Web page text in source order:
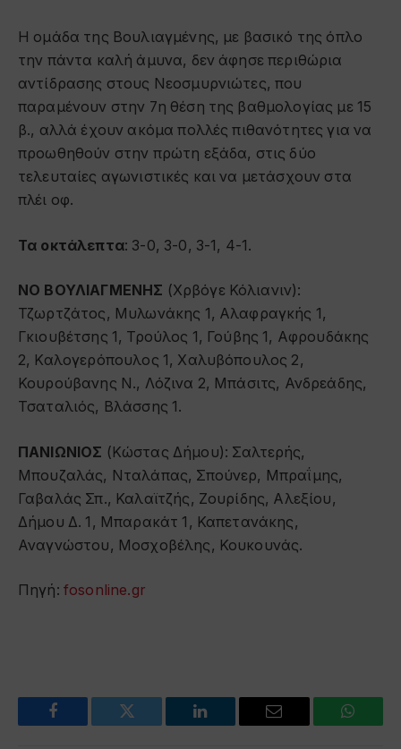
Η ομάδα της Βουλιαγμένης, με βασικό της όπλο
την πάντα καλή άμυνα, δεν άφησε περιθώρια
αντίδρασης στους Νεοσμυρνιώτες, που
παραμένουν στην 7η θέση της βαθμολογίας με 15
β., αλλά έχουν ακόμα πολλές πιθανότητες για να
προωθηθούν στην πρώτη εξάδα, στις δύο
τελευταίες αγωνιστικές και να μετάσχουν στα
πλέι οφ.
Τα οκτάλεπτα: 3-0, 3-0, 3-1, 4-1.
ΝΟ ΒΟΥΛΙΑΓΜΕΝΗΣ (Χρβόγε Κόλιανιν):
Τζωρτζάτος, Μυλωνάκης 1, Αλαφραγκής 1,
Γκιουβέτσης 1, Τρούλος 1, Γούβης 1, Αφρουδάκης
2, Καλογερόπουλος 1, Χαλυβόπουλος 2,
Κουρούβανης Ν., Λόζινα 2, Μπάσιτς, Ανδρεάδης,
Τσαταλιός, Βλάσσης 1.
ΠΑΝΙΩΝΙΟΣ (Κώστας Δήμου): Σαλτερής,
Μπουζαλάς, Νταλάπας, Σπούνερ, Μπραΐμης,
Γαβαλάς Σπ., Καλαϊτζής, Ζουρίδης, Αλεξίου,
Δήμου Δ. 1, Μπαρακάτ 1, Καπετανάκης,
Αναγνώστου, Μοσχοβέλης, Κουκουνάς.
Πηγή: fosonline.gr
Facebook Twitter LinkedIn Email